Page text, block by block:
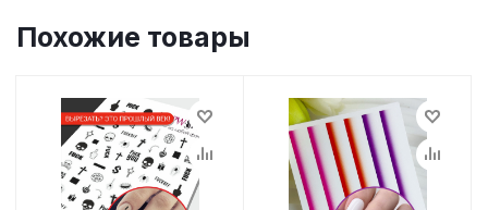
Похожие товары